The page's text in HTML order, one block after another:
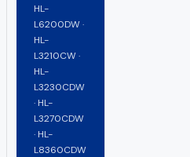
HL-
L6200DW ·
HL-
L3210CW ·
HL-
L3230CDW
· HL-
L3270CDW
· HL-
L8360CDW